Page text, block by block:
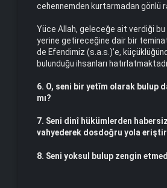
cehennemden kurtarmadan gönlü
Yüce Allah, geleceğe ait verdiği
yerine getireceğine dair bir
de Efendimiz (s.a.s.)’e,
bulunduğu ihsanları
6. O, seni bir yetîm olarak bulup
mı?
7. Seni dinî hükümlerden
vahyederek dosdoğru yola
8. Seni yoksul bulup zengin